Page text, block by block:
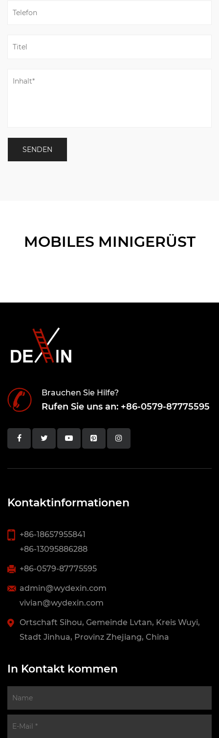
MOBILES MINIGERÜST
Brauchen Sie Hilfe?
Rufen Sie uns an: +86-0579-87775595
Kontaktinformationen
+86-18657955841
+86-13095886288
+86-0579-87775595
admin@wydexin.com
vivian@wydexin.com
Ortschaft Sihou, Gemeinde Lvtan, Kreis Wuyi,
Stadt Jinhua, Provinz Zhejiang, China
In Kontakt kommen